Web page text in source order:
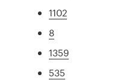
1102
8
1359
535